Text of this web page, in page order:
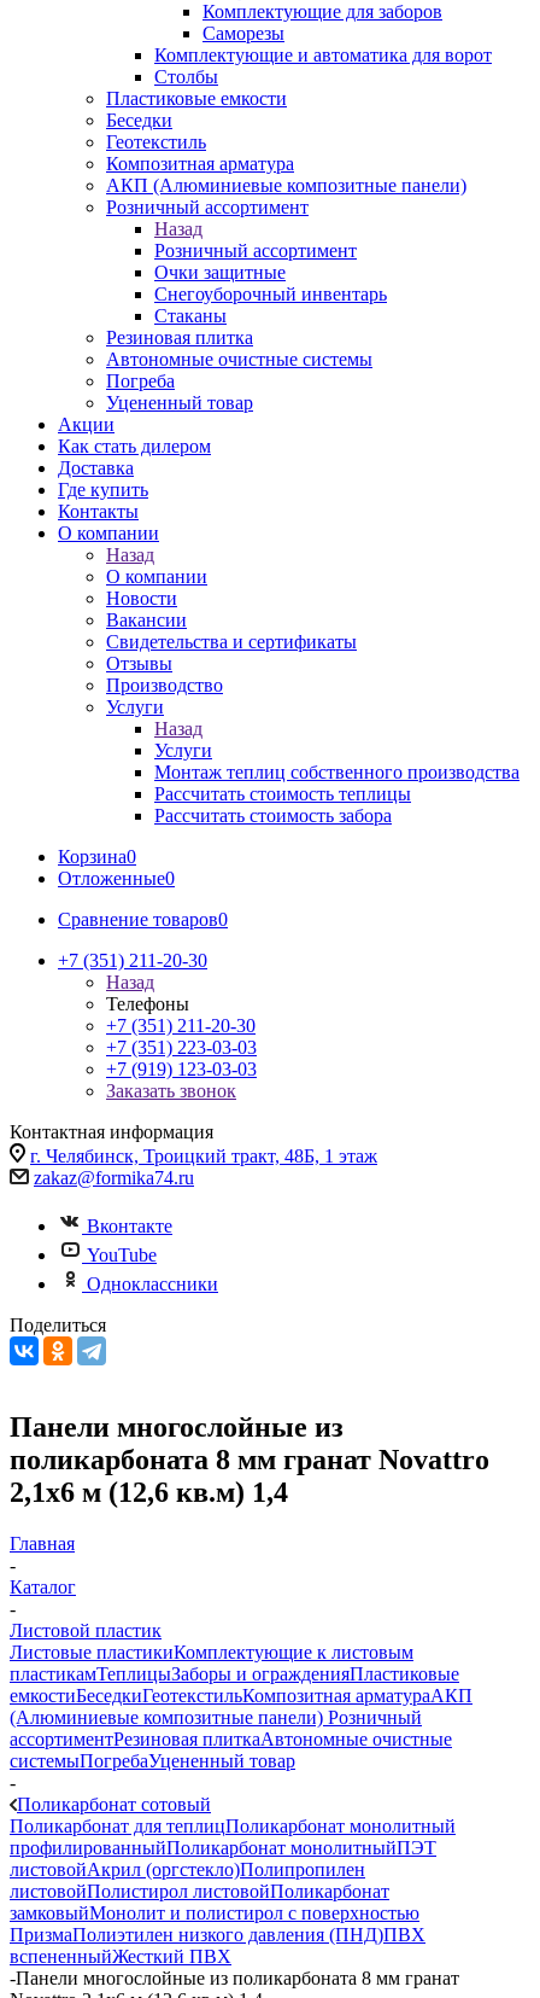
Комплектующие для заборов
Саморезы
Комплектующие и автоматика для ворот
Столбы
Пластиковые емкости
Беседки
Геотекстиль
Композитная арматура
АКП (Алюминиевые композитные панели)
Розничный ассортимент
Назад
Розничный ассортимент
Очки защитные
Снегоуборочный инвентарь
Стаканы
Резиновая плитка
Автономные очистные системы
Погреба
Уцененный товар
Акции
Как стать дилером
Доставка
Где купить
Контакты
О компании
Назад
О компании
Новости
Вакансии
Свидетельства и сертификаты
Отзывы
Производство
Услуги
Назад
Услуги
Монтаж теплиц собственного производства
Рассчитать стоимость теплицы
Рассчитать стоимость забора
Корзина0
Отложенные0
Сравнение товаров0
+7 (351) 211-20-30
Назад
Телефоны
+7 (351) 211-20-30
+7 (351) 223-03-03
+7 (919) 123-03-03
Заказать звонок
Контактная информация
г. Челябинск, Троицкий тракт, 48Б, 1 этаж
zakaz@formika74.ru
Вконтакте
YouTube
Одноклассники
Поделиться
Панели многослойные из
поликарбоната 8 мм гранат Novattro
2,1х6 м (12,6 кв.м) 1,4
Главная
-
Каталог
-
Листовой пластик
Листовые пластикиКомплектующие к листовым
пластикамТеплицыЗаборы и огражденияПластиковые
емкостиБеседкиГеотекстильКомпозитная арматураАКП
(Алюминиевые композитные панели) Розничный
ассортиментРезиновая плиткаАвтономные очистные
системыПогребаУцененный товар
-
Поликарбонат сотовый
Поликарбонат для теплицПоликарбонат монолитный
профилированныйПоликарбонат монолитныйПЭТ
листовойАкрил (оргстекло)Полипропилен
листовойПолистирол листовойПоликарбонат
замковыйМонолит и полистирол с поверхностью
ПризмаПолиэтилен низкого давления (ПНД)ПВХ
вспененныйЖесткий ПВХ
-Панели многослойные из поликарбоната 8 мм гранат